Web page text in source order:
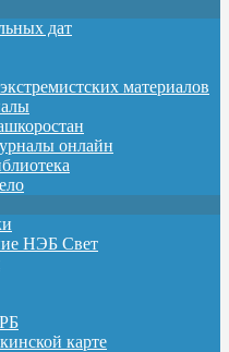
дат
материалов
онлайн
НЭБ Свет
карте